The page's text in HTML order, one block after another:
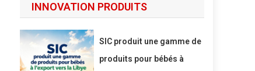
INNOVATION PRODUITS
SIC produit une gamme de
produits pour bébés à